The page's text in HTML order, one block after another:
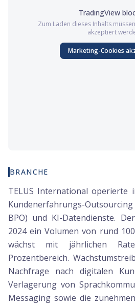
TradingView
Zum Laden dieses Inhalts müssen
akzeptiert
Marketing-Cookies
BRANCHE
TELUS International
Kundenerfahrungs-Outsourcing
BPO) und KI-Datendienste.
2024 ein Volumen von rund
wächst mit jährlichen
Prozentbereich.
Nachfrage nach digitalen
Verlagerung von
Messaging sowie die